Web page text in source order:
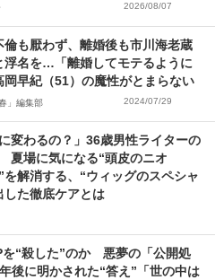
2026/08/07
倫も厭わず、離婚後も市川海老蔵
浮名を…「離婚してモテるように
岡早紀（51）の魔性がとまらない
」編集部 2024/07/29
変わるの？」36歳男性ライターの
夏場に気になる“頭皮のニオ
を解消する、“ウィッグのスペシャ
した徹底ケアとは
を“殺した”のか 悪夢の「公開処
後に明かされた“答え”「世の中は